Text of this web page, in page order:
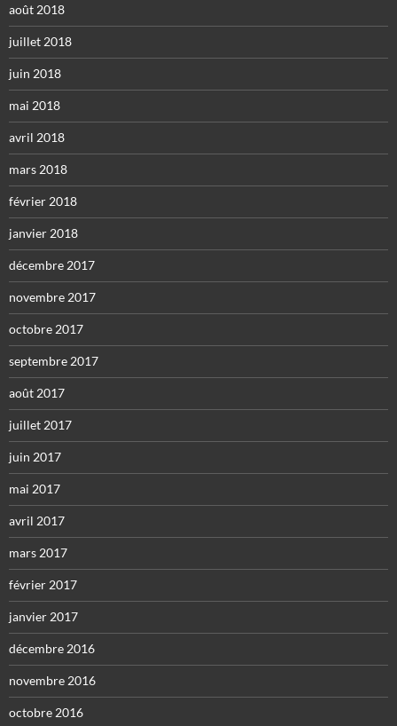
août 2018
juillet 2018
juin 2018
mai 2018
avril 2018
mars 2018
février 2018
janvier 2018
décembre 2017
novembre 2017
octobre 2017
septembre 2017
août 2017
juillet 2017
juin 2017
mai 2017
avril 2017
mars 2017
février 2017
janvier 2017
décembre 2016
novembre 2016
octobre 2016